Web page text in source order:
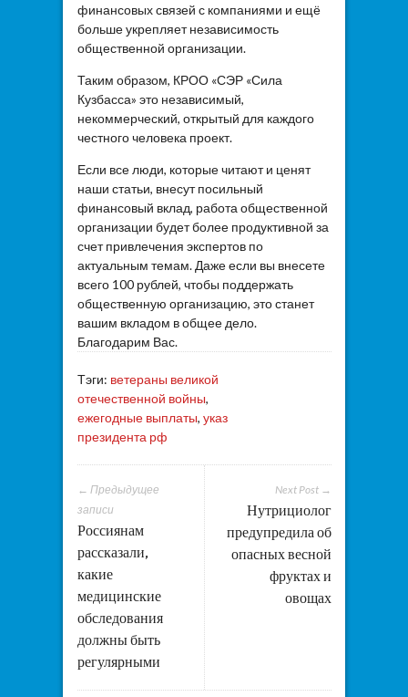
финансовых связей с компаниями и ещё
больше укрепляет независимость
общественной организации.
Таким образом, КРОО «СЭР «Сила
Кузбасса» это независимый,
некоммерческий, открытый для каждого
честного человека проект.
Если все люди, которые читают и ценят
наши статьи, внесут посильный
финансовый вклад, работа общественной
организации будет более продуктивной за
счет привлечения экспертов по
актуальным темам. Даже если вы внесете
всего 100 рублей, чтобы поддержать
общественную организацию, это станет
вашим вкладом в общее дело.
Благодарим Вас.
Тэги: ветераны великой
отечественной войны,
ежегодные выплаты, указ
президента рф
Next Post →
Нутрициолог
предупредила об
опасных весной
фруктах и
овощах
← Предыдущее
записи
Россиянам
рассказали,
какие
медицинские
обследования
должны быть
регулярными